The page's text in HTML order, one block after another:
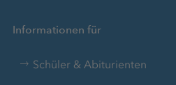
Informationen für
Schüler & Abiturienten